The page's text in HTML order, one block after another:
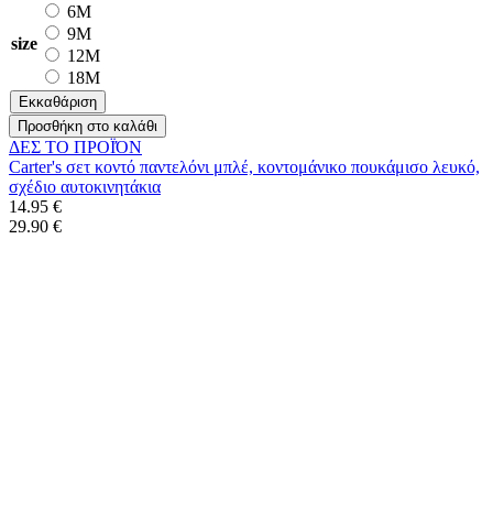
size
6M
9M
12M
18M
Εκκαθάριση
Προσθήκη στο καλάθι
ΔΕΣ ΤO ΠΡΟΪΌΝ
Carter's σετ κοντό παντελόνι μπλέ, κοντομάνικο πουκάμισο λευκό,
σχέδιο αυτοκινητάκια
14.95 €
29.90 €